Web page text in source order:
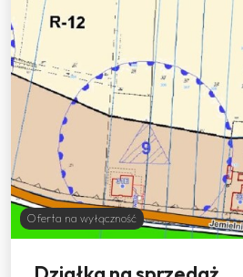
Oferta na wyłączność